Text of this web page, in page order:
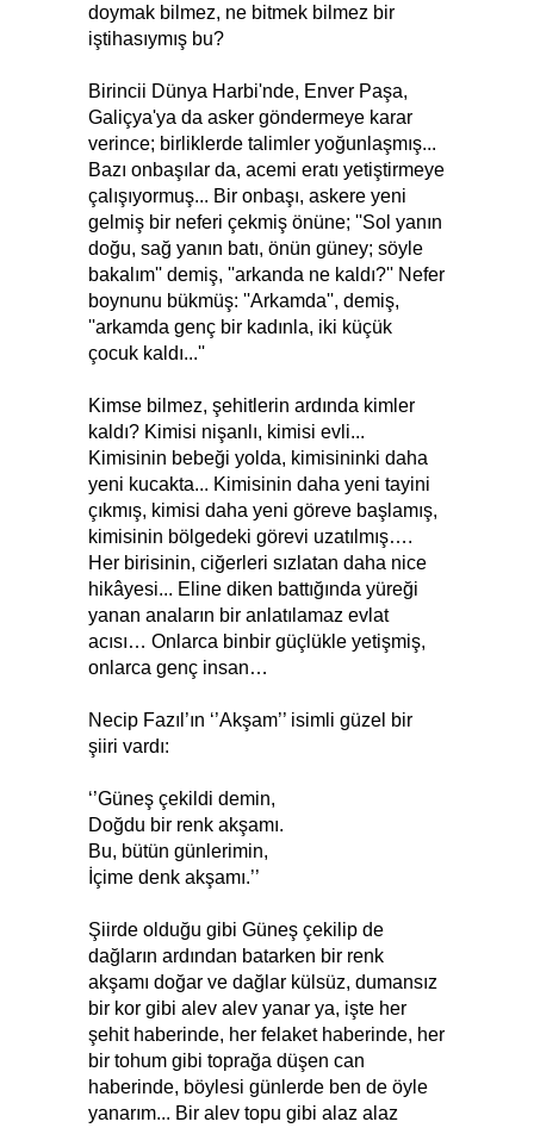
doymak bilmez, ne bitmek bilmez bir
iştihasıymış bu?
Birincii Dünya Harbi'nde, Enver Paşa,
Galiçya'ya da asker göndermeye karar
verince; birliklerde talimler yoğunlaşmış...
Bazı onbaşılar da, acemi eratı yetiştirmeye
çalışıyormuş... Bir onbaşı, askere yeni
gelmiş bir neferi çekmiş önüne; ''Sol yanın
doğu, sağ yanın batı, önün güney; söyle
bakalım'' demiş, ''arkanda ne kaldı?'' Nefer
boynunu bükmüş: ''Arkamda'', demiş,
''arkamda genç bir kadınla, iki küçük
çocuk kaldı...''
Kimse bilmez, şehitlerin ardında kimler
kaldı? Kimisi nişanlı, kimisi evli...
Kimisinin bebeği yolda, kimisininki daha
yeni kucakta... Kimisinin daha yeni tayini
çıkmış, kimisi daha yeni göreve başlamış,
kimisinin bölgedeki görevi uzatılmış….
Her birisinin, ciğerleri sızlatan daha nice
hikâyesi... Eline diken battığında yüreği
yanan anaların bir anlatılamaz evlat
acısı… Onlarca binbir güçlükle yetişmiş,
onlarca genç insan…
Necip Fazıl’ın ‘’Akşam’’ isimli güzel bir
şiiri vardı:
‘’Güneş çekildi demin,
Doğdu bir renk akşamı.
Bu, bütün günlerimin,
İçime denk akşamı.’’
Şiirde olduğu gibi Güneş çekilip de
dağların ardından batarken bir renk
akşamı doğar ve dağlar külsüz, dumansız
bir kor gibi alev alev yanar ya, işte her
şehit haberinde, her felaket haberinde, her
bir tohum gibi toprağa düşen can
haberinde, böylesi günlerde ben de öyle
yanarım... Bir alev topu gibi alaz alaz